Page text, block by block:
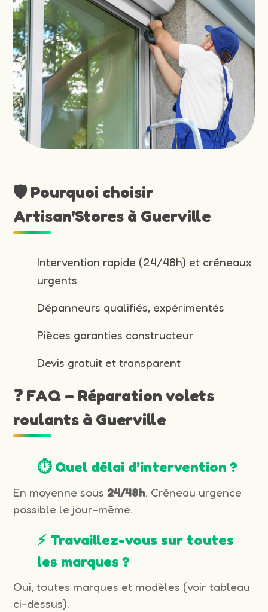
🛡️ Pourquoi choisir
Artisan'Stores à Guerville
Intervention rapide (24/48h) et créneaux
urgents
Dépanneurs qualifiés, expérimentés
Pièces garanties constructeur
Devis gratuit et transparent
❓ FAQ – Réparation volets
roulants à Guerville
⏱️ Quel délai d’intervention ?
En moyenne sous 24/48h. Créneau urgence
possible le jour-même.
⚡ Travaillez-vous sur toutes
les marques ?
Oui, toutes marques et modèles (voir tableau
ci-dessus).